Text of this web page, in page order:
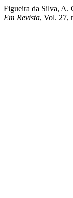
Figueira da Silva,
Em Revista, Vol. 27,